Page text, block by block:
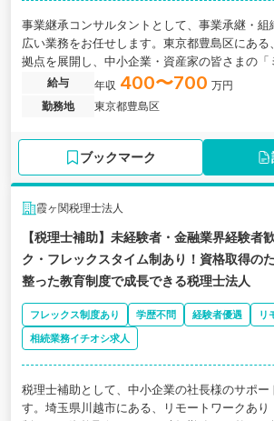
事業継承コンサルタントとして、事業承継・
広い業務をお任せします。東京都豊島区にある
拠点を展開し、中小企業・資産家の皆さまの「
サルティングファームグループの求人です。
給与 年収 400〜700 万円
勤務地
東京都豊島区
ブックマーク
霞ヶ関税理士法人
【税理士補助】未経験者・金融業界経験者
ク・フレックスタイム制あり！資格取得の
整った教育制度で成長できる税理士法人
フレックス制度あり 学歴不問 経験者優遇
リ
相続業務イチオシ求人
税理士補助として、中小企業の社長様のサポー
す。埼玉県川越市にある、リモートワークあり